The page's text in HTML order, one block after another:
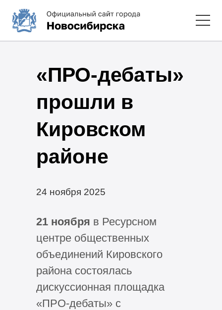
«ПРО-дебаты»
прошли в
Кировском
районе
24 ноября 2025
21 ноября в Ресурсном
центре общественных
объединений Кировского
района состоялась
дискуссионная площадка
«ПРО-дебаты» с